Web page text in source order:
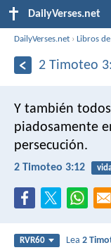
DailyVerses.net
DailyVerses.net ›Libros
2 Timoteo
Y también
piadosamente
persecución.
2 Timoteo 3:12
RVR60 Lea2